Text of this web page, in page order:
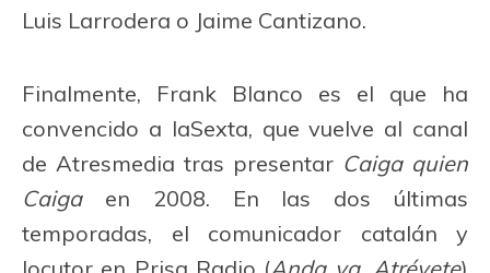
Luis Larrodera o Jaime Cantizano.
Finalmente, Frank Blanco es el que ha
convencido a laSexta, que vuelve al canal
de Atresmedia tras presentar Caiga quien
Caigaen 2008. En las dos últimas
temporadas, el comunicador catalán y